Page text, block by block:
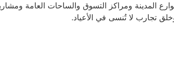
المدينة ومراكز التسوق والساحات العامة
تجارب لا تُنسى في الأعياد.